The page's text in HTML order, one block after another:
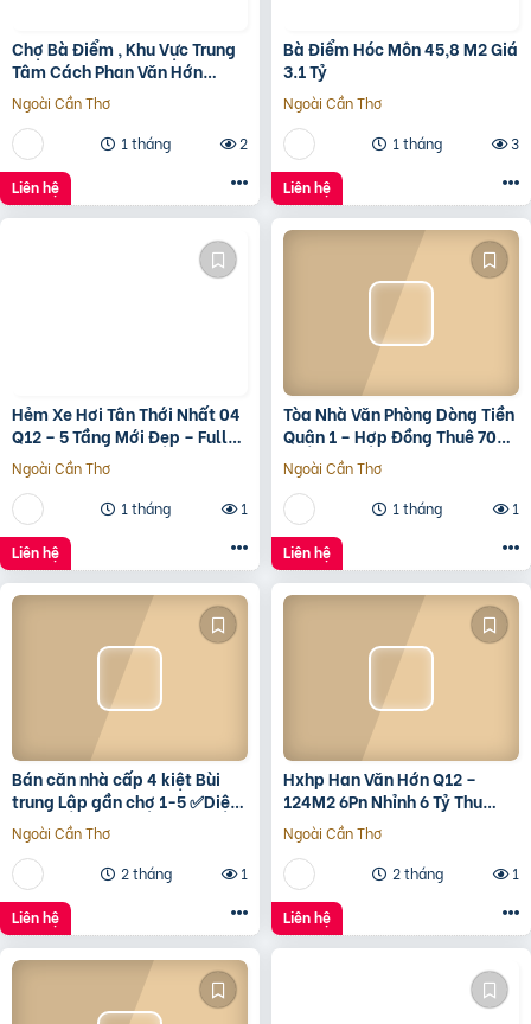
Chợ Bà Điểm , Khu Vực Trung
Tâm Cách Phan Văn Hớn
100m
Ngoài Cần Thơ
1 tháng
2
Liên hệ
Bà Điểm Hóc Môn 45,8 M2 Giá
3.1 Tỷ
Ngoài Cần Thơ
1 tháng
3
Liên hệ
Hẻm Xe Hơi Tân Thới Nhất 04
Q12 – 5 Tầng Mới Đẹp – Full
Nội Thất – Giá 7.3 Tỷ
Ngoài Cần Thơ
1 tháng
1
Liên hệ
Tòa Nhà Văn Phòng Dòng Tiền
Quận 1 – Hợp Đồng Thuê 700
Triệu/Tháng – 490 Tỷ
Ngoài Cần Thơ
1 tháng
1
Liên hệ
Bán căn nhà cấp 4 kiệt Bùi
trung Lập gần chợ 1-5 ✅Diện
tích 5*22 ✅Hướng Tây Bắc
✅Đường oto thông
Ngoài Cần Thơ
2 tháng
1
Liên hệ
Hxhp Han Văn Hớn Q12 –
124M2 6Pn Nhỉnh 6 Tỷ Thu
15Tr/Tháng
Ngoài Cần Thơ
2 tháng
1
Liên hệ